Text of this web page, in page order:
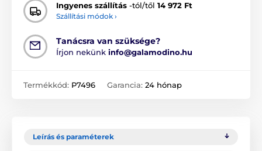
Ingyenes szállítás -tól/től 14 972 Ft
Szállítási módok ›
Tanácsra van szüksége?
Írjon nekünk info@galamodino.hu
Termékkód: P7496 Garancia: 24 hónap
Leírás és paraméterek